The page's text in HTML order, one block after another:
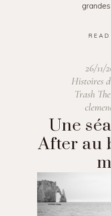
26/11/
Histoires
Trash
Une
After au